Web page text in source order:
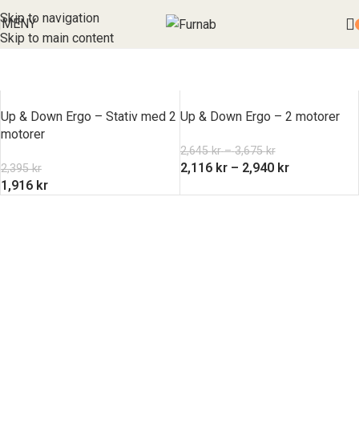
Skip to navigation
Skip to main content
MENY
Up & Down Ergo – Stativ med 2
motorer
2,395kr
1,916 kr
Up & Down Ergo – 2 motorer
2,645kr – 3,675kr
2,116 kr – 2,940 kr